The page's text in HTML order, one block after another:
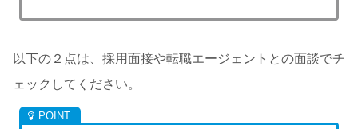
以下の２点は、採用面接や転職エージェントとの面談でチ
ェックしてください。